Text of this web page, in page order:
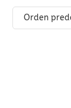
Orden